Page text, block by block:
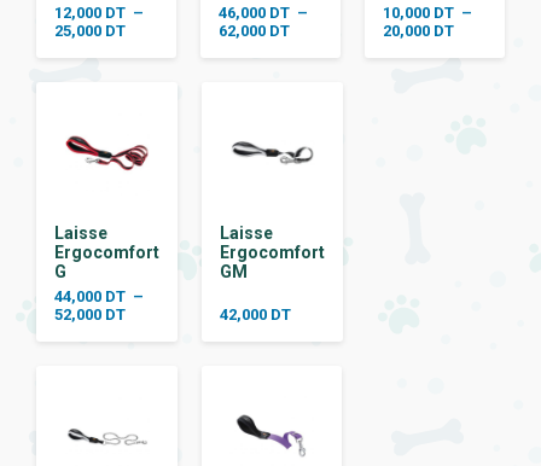
12,000 DT –
25,000 DTPlage
46,000 DT –
62,000 DTPlage
10,000 DT –
20,000 DTPlage
Laisse
Ergocomfort
G
44,000 DT –
52,000 DTPlage
Laisse
Ergocomfort
GM
42,000 DT